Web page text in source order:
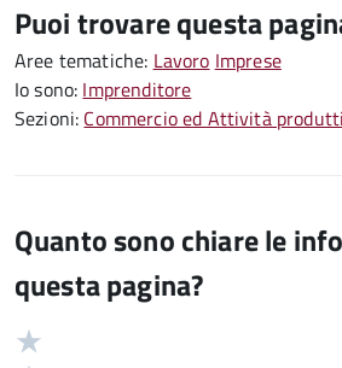
Puoi trovare questa
Aree tematiche: Lavoro Imprese
Io sono: Imprenditore
Sezioni: Commercio ed Attività
Quanto sono chiare le
questa pagina?
Valutazione